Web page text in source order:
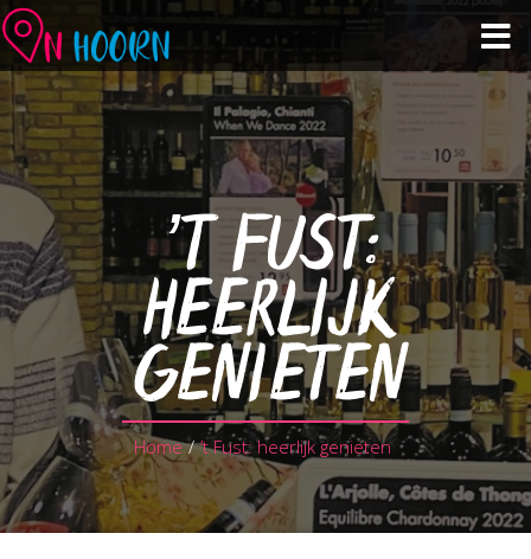
Agenda
Zien & Doen
Winkelen & Horeca
Over Hoorn
Plan je bezoek
’T FUST:
HEERLIJK
GENIETEN
Home / ’t Fust: heerlijk genieten